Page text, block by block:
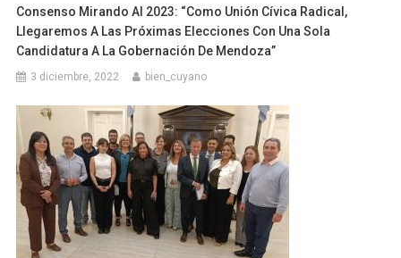
Consenso Mirando Al 2023: “Como Unión Cívica Radical,
Llegaremos A Las Próximas Elecciones Con Una Sola
Candidatura A La Gobernación De Mendoza”
3 diciembre, 2022 bien_cuyano